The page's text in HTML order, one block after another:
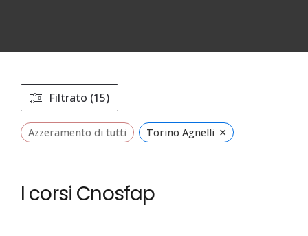
Filtrato (15)
Azzeramento di tutti Torino Agnelli ×
I corsi Cnosfap